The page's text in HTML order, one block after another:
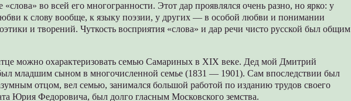
«слова» во всей его многогранности. Этот дар проявлялся очень разно, но ярко: у
к слову вообще, к языку поэзии, у других — в особой любви и понимании
и творений. Чуткость восприятия «слова» и дар речи чисто русской был общим
можно охарактеризовать семью Самариных в XIX веке. Дед мой Дмитрий
младшим сыном в многочисленной семье (1831 — 1901). Сам впоследствии был
отцом, вел семью, занимался большой работой по изданию трудов своего
Юрия Федоровича, был долго гласным Московского земства.